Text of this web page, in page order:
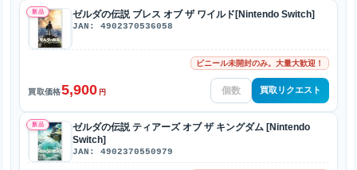
新品 ゼルダの伝説 ブレス オブ ザ ワイルド[Nintendo Switch]
JAN: 4902370536058
ビニール未開封のみ。大量大歓迎！
買取価格5,900 円 買取リクエスト
新品
ゼルダの伝説 ティアーズ オブ ザ キングダム [Nintendo
Switch]
JAN: 4902370550979